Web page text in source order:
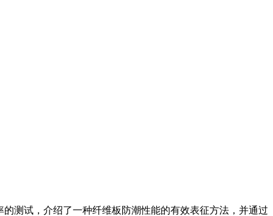
测试，介绍了一种纤维板防潮性能的有效表征方法，并通过